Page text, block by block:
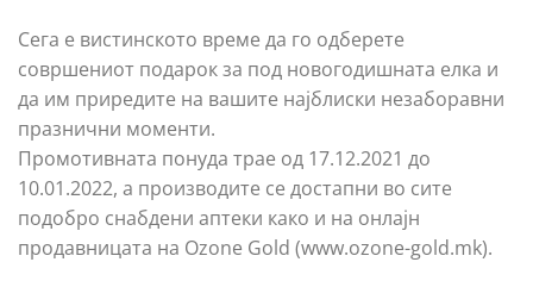
Сега е вистинското време да го одберете
совршениот подарок за под новогодишната елка и
да им приредите на вашите најблиски незаборавни
празнични моменти.
Промотивната понуда трае од 17.12.2021 до
10.01.2022, а производите се достапни во сите
подобро снабдени аптеки како и на онлајн
продавницата на Ozone Gold (www.ozone-gold.mk).